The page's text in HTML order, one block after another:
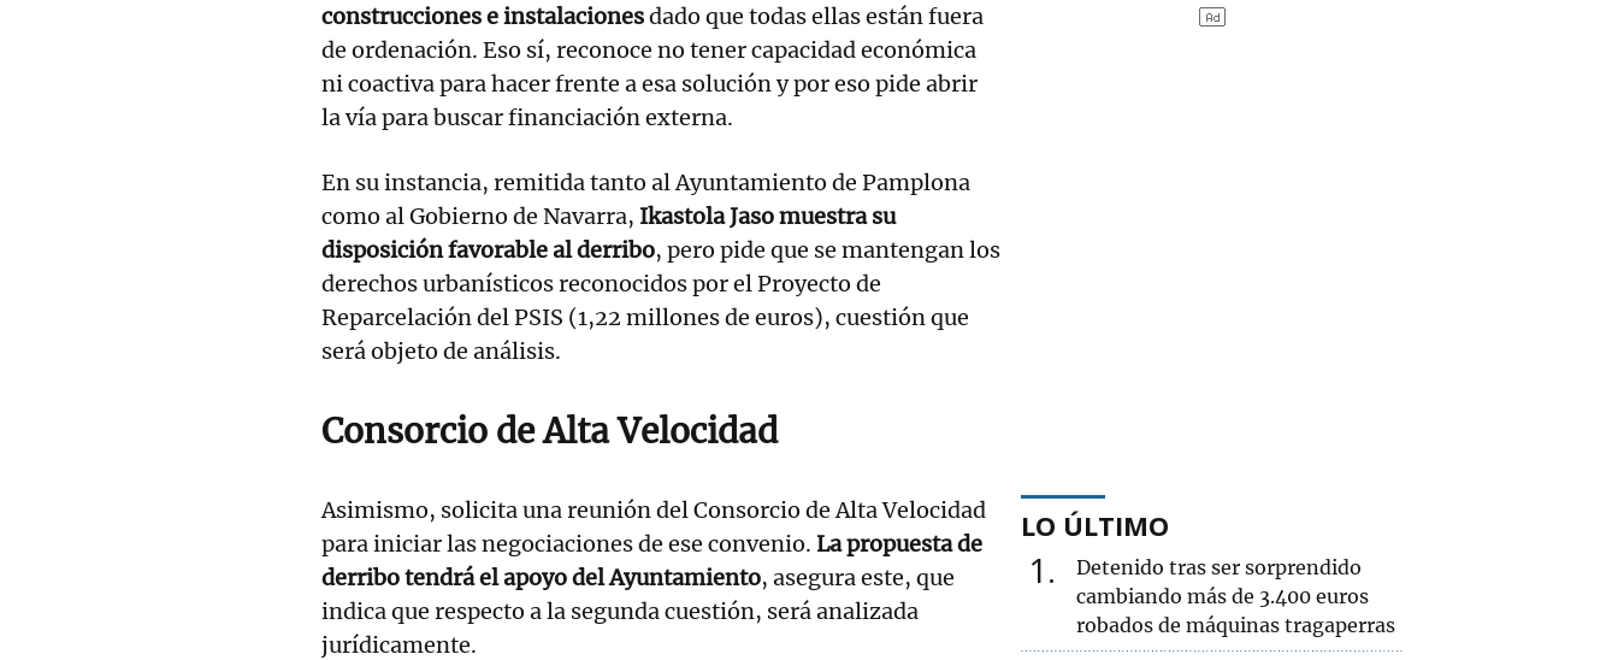
construcciones e instalacionesdado que todas ellas están fuera
de ordenación. Eso sí, reconoce no tener capacidad económica
ni coactiva para hacer frente a esa solución y por eso pide abrir
la vía para buscar financiación externa.
En su instancia, remitida tanto al Ayuntamiento de Pamplona
como al Gobierno de Navarra, Ikastola Jaso muestra su
disposición favorable al derribo, pero pide que se mantengan los
derechos urbanísticos reconocidos por el Proyecto de
Reparcelación del PSIS (1,22 millones de euros), cuestión que
será objeto de análisis.
Consorcio de Alta Velocidad
Asimismo, solicita una reunión del Consorcio de Alta Velocidad
para iniciar las negociaciones de ese convenio. La propuesta de
derribo tendrá el apoyo del Ayuntamiento, asegura este, que
indica que respecto a la segunda cuestión, será analizada
jurídicamente.
LO ÚLTIMO
1
Detenido tras ser sorprendido
cambiando más de 3.400 euros
robados de máquinas tragaperras